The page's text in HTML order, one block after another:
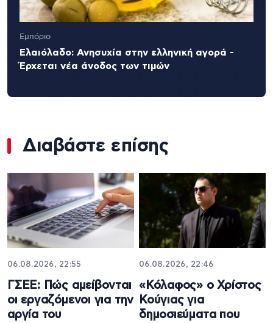
Εμπόριο
Ελαιόλαδο: Ανησυχία στην ελληνική αγορά -
Έρχεται νέα άνοδος των τιμών
Διαβάστε επίσης
06.08.2026, 22:55
ΓΣΕΕ: Πώς αμείβονται
οι εργαζόμενοι για την
αργία του
06.08.2026, 22:46
«Κόλαφος» ο Χρίστος
Κούγιας για
δημοσιεύματα που